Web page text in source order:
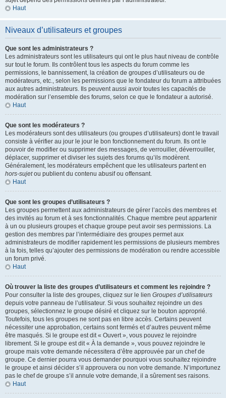
Haut
Niveaux d’utilisateurs et groupes
Que sont les administrateurs ?
Les administrateurs sont les utilisateurs qui ont le plus haut niveau de contrôle
sur tout le forum. Ils contrôlent tous les aspects du forum comme les
permissions, le bannissement, la création de groupes d’utilisateurs ou de
modérateurs, etc., selon les permissions que le fondateur du forum a attribuées
aux autres administrateurs. Ils peuvent aussi avoir toutes les capacités de
modération sur l’ensemble des forums, selon ce que le fondateur a autorisé.
Haut
Que sont les modérateurs ?
Les modérateurs sont des utilisateurs (ou groupes d’utilisateurs) dont le travail
consiste à vérifier au jour le jour le bon fonctionnement du forum. Ils ont le
pouvoir de modifier ou supprimer des messages, de verrouiller, déverrouiller,
déplacer, supprimer et diviser les sujets des forums qu’ils modèrent.
Généralement, les modérateurs empêchent que les utilisateurs partent en
hors-sujetou publient du contenu abusif ou offensant.
Haut
Que sont les groupes d’utilisateurs ?
Les groupes permettent aux administrateurs de gérer l’accès des membres et
des invités au forum et à ses fonctionnalités. Chaque membre peut appartenir
à un ou plusieurs groupes et chaque groupe peut avoir ses permissions. La
gestion des membres par l’intermédiaire des groupes permet aux
administrateurs de modifier rapidement les permissions de plusieurs membres
à la fois, telles qu’ajouter des permissions de modération ou rendre accessible
un forum privé.
Haut
Où trouver la liste des groupes d’utilisateurs et comment les rejoindre ?
Pour consulter la liste des groupes, cliquez sur le lien Groupes d’utilisateurs
depuis votre panneau de l’utilisateur. Si vous souhaitez rejoindre un des
groupes, sélectionnez le groupe désiré et cliquez sur le bouton approprié.
Toutefois, tous les groupes ne sont pas en libre accès. Certains peuvent
nécessiter une approbation, certains sont fermés et d’autres peuvent même
être masqués. Si le groupe est dit « Ouvert », vous pouvez le rejoindre
librement. Si le groupe est dit « À la demande », vous pouvez rejoindre le
groupe mais votre demande nécessitera d’être approuvée par un chef de
groupe. Ce dernier pourra vous demander pourquoi vous souhaitez rejoindre
le groupe et ainsi décider s’il approuvera ou non votre demande. N’importunez
pas le chef de groupe s’il annule votre demande, il a sûrement ses raisons.
Haut